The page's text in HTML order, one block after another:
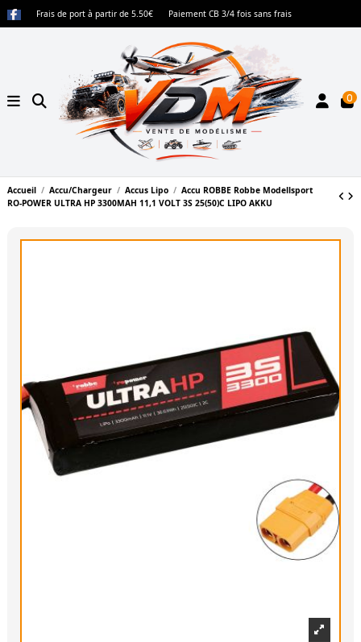
Frais de port à partir de 5.50€ Paiement CB 3/4 fois sans frais
0
Accueil Accu/Chargeur Accus Lipo
Accu ROBBE Robbe Modellsport
RO-POWER ULTRA HP 3300MAH 11,1 VOLT 3S 25(50)C LIPO AKKU